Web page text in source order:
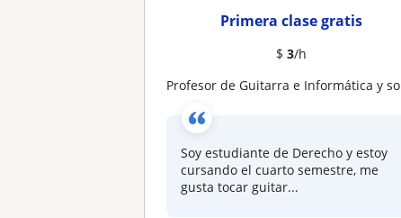
Primera clase gratis
$ 3/h
Profesor de Guitarra e Informática y soy estudiante de Derecho puedo enseñaste estas tres habilidades si me lo permites
Soy estudiante de Derecho y estoy
cursando el cuarto semestre, me
gusta tocar guitar...